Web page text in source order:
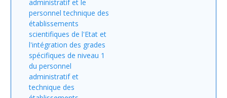
administratif et le
personnel technique des
établissements
scientifiques de l'Etat et
l'intégration des grades
spécifiques de niveau 1
du personnel
administratif et
technique des